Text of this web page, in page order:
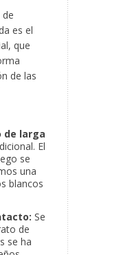
de
es el
que
de las
de larga
El
se
una
blancos
Se
de
se ha